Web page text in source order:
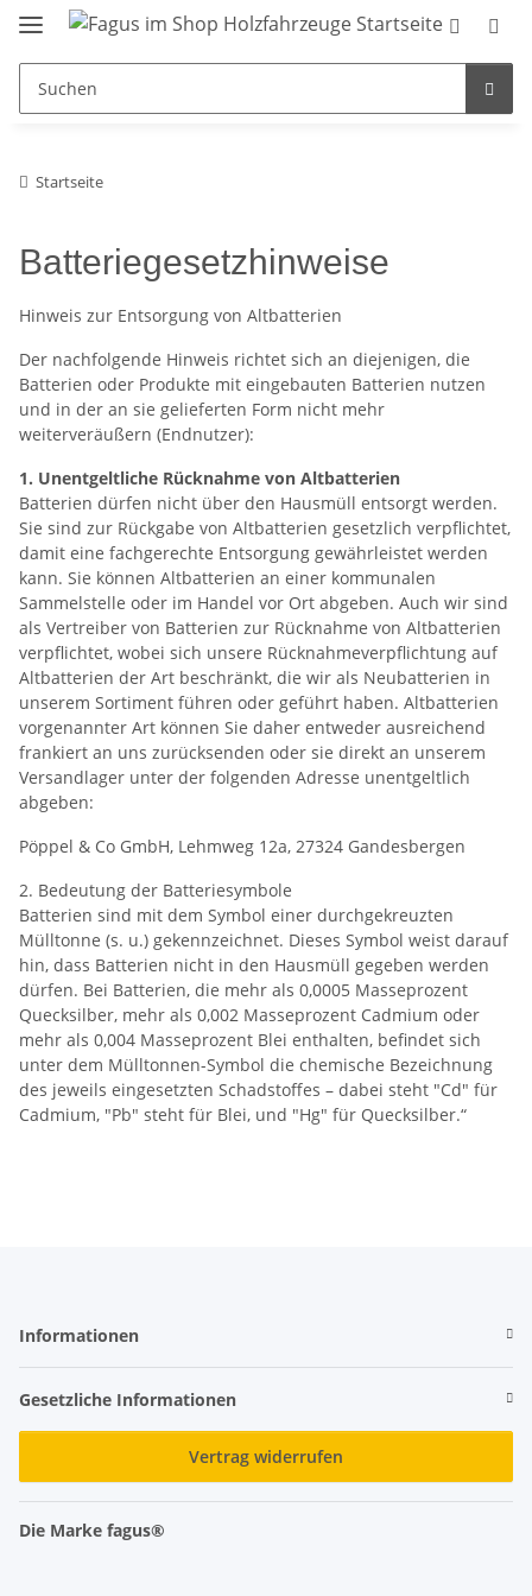
Startseite
Batteriegesetzhinweise
Hinweis zur Entsorgung von Altbatterien
Der nachfolgende Hinweis richtet sich an diejenigen, die
Batterien oder Produkte mit eingebauten Batterien nutzen
und in der an sie gelieferten Form nicht mehr
weiterveräußern (Endnutzer):
1. Unentgeltliche Rücknahme von Altbatterien
Batterien dürfen nicht über den Hausmüll entsorgt werden.
Sie sind zur Rückgabe von Altbatterien gesetzlich verpflichtet,
damit eine fachgerechte Entsorgung gewährleistet werden
kann. Sie können Altbatterien an einer kommunalen
Sammelstelle oder im Handel vor Ort abgeben. Auch wir sind
als Vertreiber von Batterien zur Rücknahme von Altbatterien
verpflichtet, wobei sich unsere Rücknahmeverpflichtung auf
Altbatterien der Art beschränkt, die wir als Neubatterien in
unserem Sortiment führen oder geführt haben. Altbatterien
vorgenannter Art können Sie daher entweder ausreichend
frankiert an uns zurücksenden oder sie direkt an unserem
Versandlager unter der folgenden Adresse unentgeltlich
abgeben:
Pöppel & Co GmbH, Lehmweg 12a, 27324 Gandesbergen
2. Bedeutung der Batteriesymbole
Batterien sind mit dem Symbol einer durchgekreuzten
Mülltonne (s. u.) gekennzeichnet. Dieses Symbol weist darauf
hin, dass Batterien nicht in den Hausmüll gegeben werden
dürfen. Bei Batterien, die mehr als 0,0005 Masseprozent
Quecksilber, mehr als 0,002 Masseprozent Cadmium oder
mehr als 0,004 Masseprozent Blei enthalten, befindet sich
unter dem Mülltonnen-Symbol die chemische Bezeichnung
des jeweils eingesetzten Schadstoffes – dabei steht "Cd" für
Cadmium, "Pb" steht für Blei, und "Hg" für Quecksilber.“
Informationen
Gesetzliche Informationen
Vertrag widerrufen
Die Marke fagus®